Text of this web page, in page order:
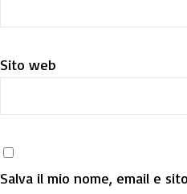
Sito web
Salva il mio nome, email e